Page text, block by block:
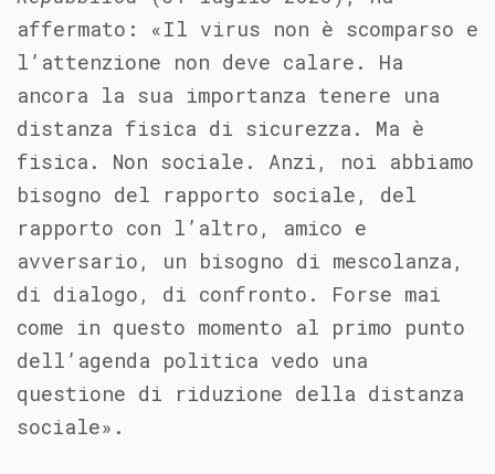
affermato: «Il virus non è scomparso e
l’attenzione non deve calare. Ha
ancora la sua importanza tenere una
distanza fisica di sicurezza. Ma è
fisica. Non sociale. Anzi, noi abbiamo
bisogno del rapporto sociale, del
rapporto con l’altro, amico e
avversario, un bisogno di mescolanza,
di dialogo, di confronto. Forse mai
come in questo momento al primo punto
dell’agenda politica vedo una
questione di riduzione della distanza
sociale».